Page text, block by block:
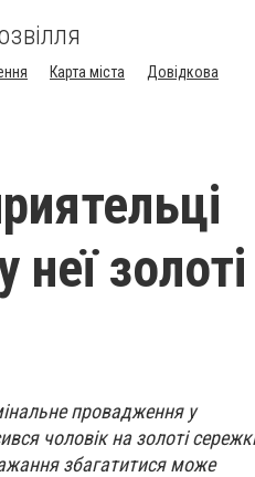
Карта міста Довідкова
неї золоті
провадження у
чоловік на золоті
збагатитися може